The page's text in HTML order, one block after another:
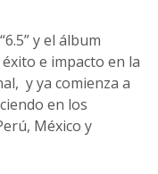
y el álbum
e impacto en la
y ya comienza a
en los
México y